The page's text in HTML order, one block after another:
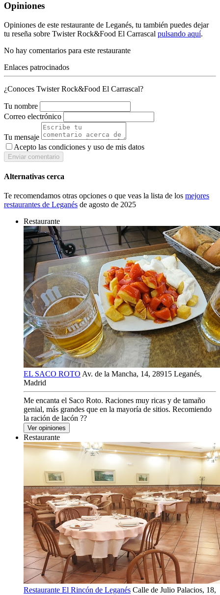
Opiniones
Opiniones de este restaurante de Leganés, tu también puedes dejar
tu reseña sobre Twister Rock&Food El Carrascal pulsando aquí.
No hay comentarios para este restaurante
Enlaces patrocinados
¿Conoces Twister Rock&Food El Carrascal?
Tu nombre
Correo electrónico
Tu mensaje
Acepto las condiciones y uso de mis datos
Enviar comentario
Alternativas cerca
Te recomendamos otras opciones o que veas la lista de los mejores
restaurantes de Leganés de agosto de 2025
Restaurante
EL SACO ROTO Av. de la Mancha, 14, 28915 Leganés,
Madrid
Me encanta el Saco Roto. Raciones muy ricas y de tamaño
genial, más grandes que en la mayoría de sitios. Recomiendo
la ración de lacón ??
Ver opiniones
Restaurante
Restaurante El Rincón de Leganés Calle de Julio Palacios, 18,